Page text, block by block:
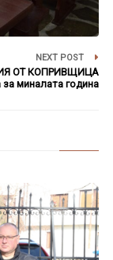
NEXT POST
ОТ КОПРИВЩИЦА
миналата година